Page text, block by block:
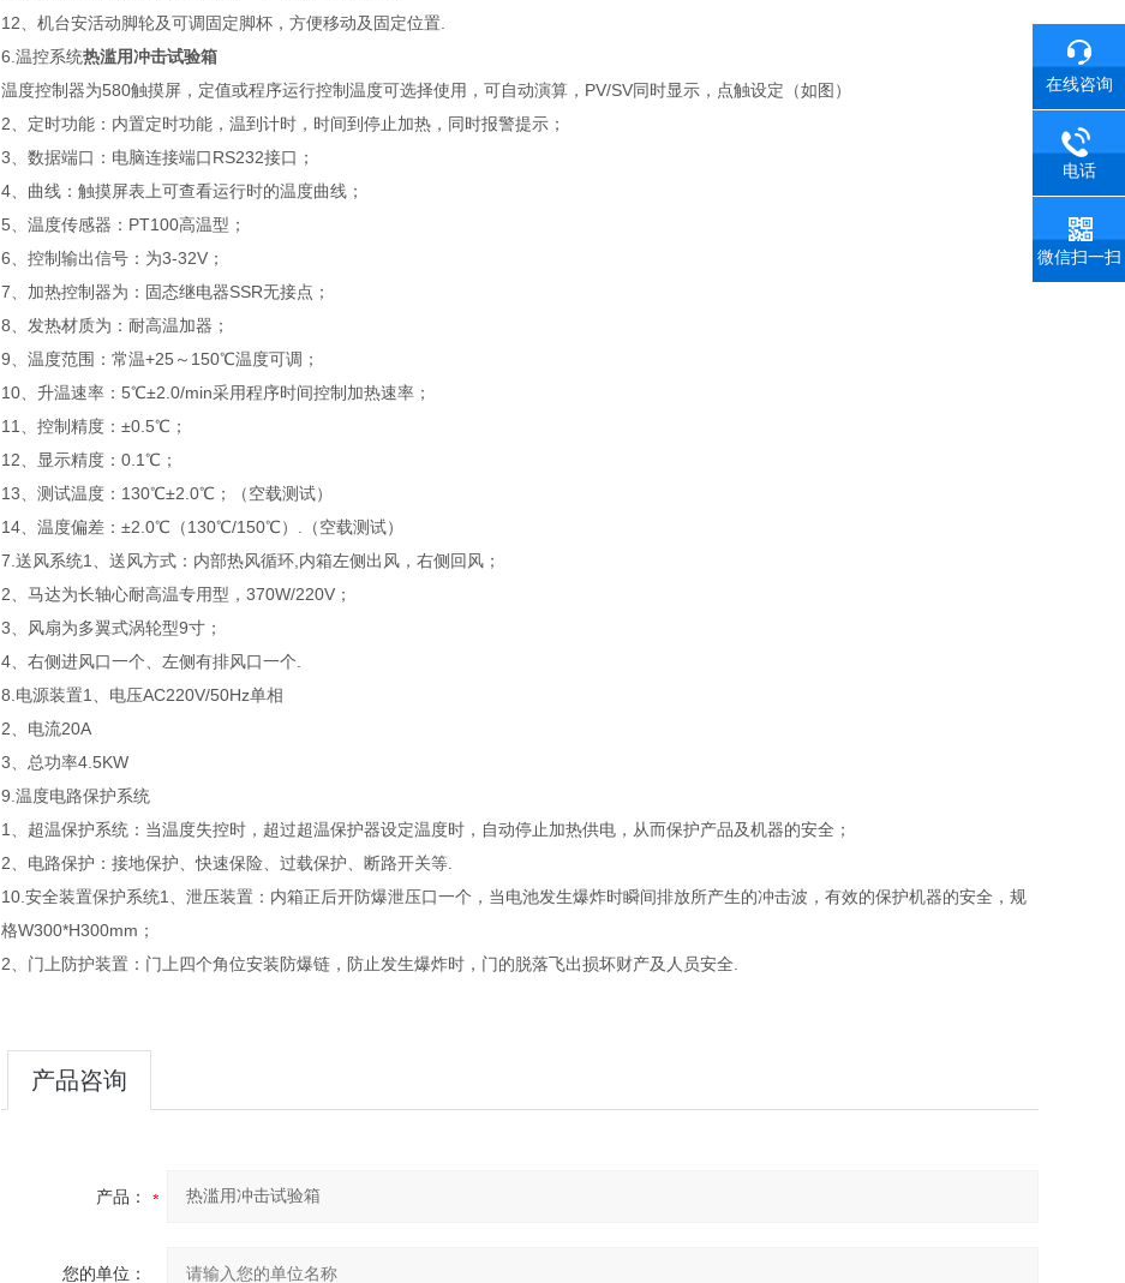
12、机台安活动脚轮及可调固定脚杯，方便移动及固定位置.
6.温控系统热滥用冲击试验箱
温度控制器为580触摸屏，定值或程序运行控制温度可选择使用，可自动演算，PV/SV同时显示，点触设定（如图）
2、定时功能：内置定时功能，温到计时，时间到停止加热，同时报警提示；
3、数据端口：电脑连接端口RS232接口；
4、曲线：触摸屏表上可查看运行时的温度曲线；
5、温度传感器：PT100高温型；
6、控制输出信号：为3-32V；
7、加热控制器为：固态继电器SSR无接点；
8、发热材质为：耐高温加器；
9、温度范围：常温+25～150℃温度可调；
10、升温速率：5℃±2.0/min采用程序时间控制加热速率；
11、控制精度：±0.5℃；
12、显示精度：0.1℃；
13、测试温度：130℃±2.0℃；（空载测试）
14、温度偏差：±2.0℃（130℃/150℃）.（空载测试）
7.送风系统1、送风方式：内部热风循环,内箱左侧出风，右侧回风；
2、马达为长轴心耐高温专用型，370W/220V；
3、风扇为多翼式涡轮型9寸；
4、右侧进风口一个、左侧有排风口一个.
8.电源装置1、电压AC220V/50Hz单相
2、电流20A
3、总功率4.5KW
9.温度电路保护系统
1、超温保护系统：当温度失控时，超过超温保护器设定温度时，自动停止加热供电，从而保护产品及机器的安全；
2、电路保护：接地保护、快速保险、过载保护、断路开关等.
10.安全装置保护系统1、泄压装置：内箱正后开防爆泄压口一个，当电池发生爆炸时瞬间排放所产生的冲击波，有效的保护机器的安全，规
格W300*H300mm；
2、门上防护装置：门上四个角位安装防爆链，防止发生爆炸时，门的脱落飞出损坏财产及人员安全.
产品咨询
产品：
您的单位：
在线咨询
电话
微信扫一扫